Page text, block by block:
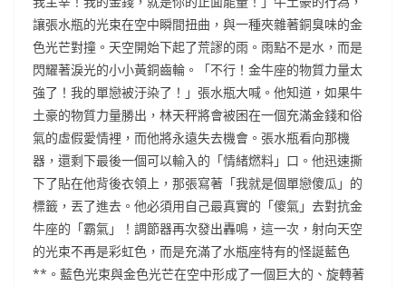
讓張水瓶的光束在空中瞬間扭曲，與一種夾雜著銅臭味的金
色光芒對撞。天空開始下起了荒謬的雨。雨點不是水，而是
閃耀著淚光的小小黃銅齒輪。「不行！金牛座的物質力量太
強了！我的單戀被汙染了！」張水瓶大喊。他知道，如果牛
土豪的物質力量勝出，林天秤將會被困在一個充滿金錢和俗
氣的虛假愛情裡，而他將永遠失去機會。張水瓶看向那機
器，還剩下最後一個可以輸入的「情緒燃料」口。他迅速撕
下了貼在他背後衣領上，那張寫著「我就是個單戀傻瓜」的
標籤，丟了進去。他必須用自己最真實的「傻氣」去對抗金
牛座的「霸氣」！調節器再次發出轟鳴，這一次，射向天空
的光束不再是彩虹色，而是充滿了水瓶座特有的怪誕藍色
**。藍色光束與金色光芒在空中形成了一個巨大的、旋轉著